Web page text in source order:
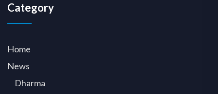
Category
Home
News
Dharma